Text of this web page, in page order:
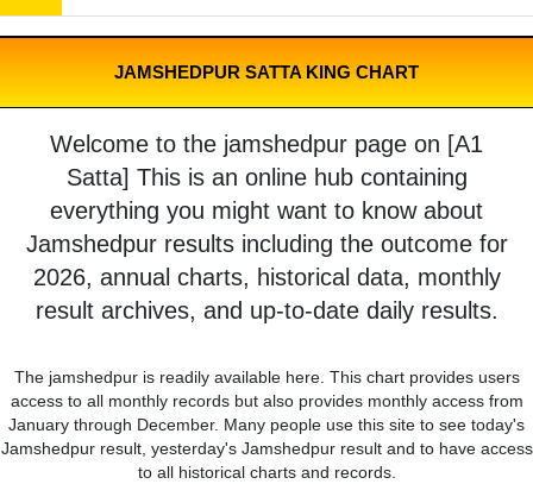
JAMSHEDPUR SATTA KING CHART
Welcome to the jamshedpur page on [A1
Satta] This is an online hub containing
everything you might want to know about
Jamshedpur results including the outcome for
2026, annual charts, historical data, monthly
result archives, and up-to-date daily results.
The jamshedpur is readily available here. This chart provides users
access to all monthly records but also provides monthly access from
January through December. Many people use this site to see today's
Jamshedpur result, yesterday's Jamshedpur result and to have access
to all historical charts and records.